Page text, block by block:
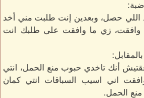
حصل، وبعدين إنت طلبت مني أخد
وافقت، زي ما وافقت على طلبك انت
أنك تاخدي حبوب منع الحمل، انتي
وافقت اني اسيب السباقات انتي كمان
الحمل.